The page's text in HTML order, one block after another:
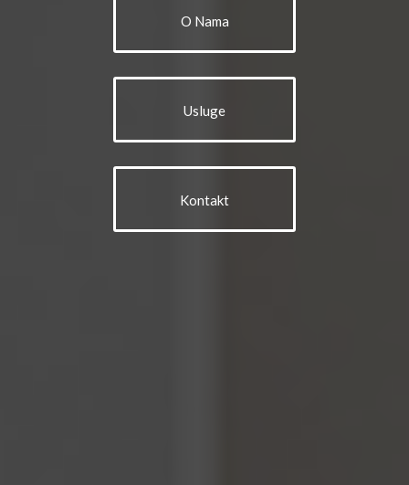
O Nama
Usluge
Kontakt